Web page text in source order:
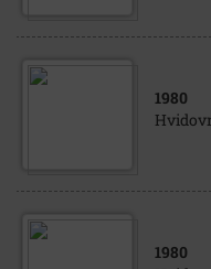
1980
1980